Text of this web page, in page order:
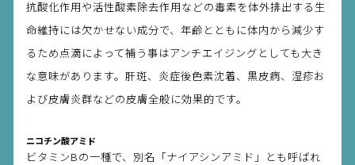
抗酸化作用や活性酸素除去作用などの毒素を体外排出する生
命維持には欠かせない成分で、年齢とともに体内から減少す
るため点滴によって補う事はアンチエイジングとしても大き
な意味があります。肝斑、炎症後色素沈着、黒皮病、湿疹お
よび皮膚炎群などの皮膚全般に効果的です。
ニコチン酸アミド
ビタミンBの一種で、別名「ナイアシンアミド」とも呼ばれ